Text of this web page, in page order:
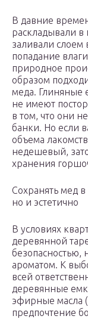
В давние
раскладывали в
заливали слоем
попадание
природное
образом
меда. Глиняные
не имеют
в том, что они
банки. Но если
объема
недешевый,
хранения
Сохранять мед
но и эстетично
В условиях
деревянной
безопасностью,
ароматом. К
всей
деревянные
эфирные масла
предпочтение